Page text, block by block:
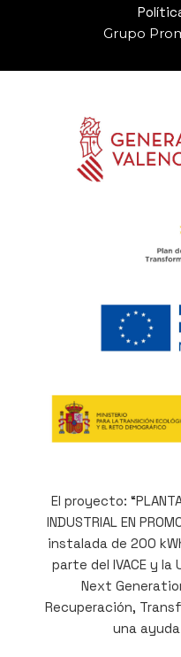
Grupo
El proyecto: “PLANTA
INDUSTRIAL EN
instalada de 200
parte del IVACE y la
Next
Recuperación,
una